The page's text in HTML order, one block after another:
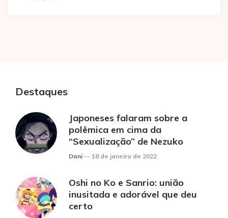
Destaques
Japoneses falaram sobre a
polêmica em cima da
“Sexualização” de Nezuko
Posted
Dani 18 de janeiro de 2022
Oshi no Ko e Sanrio: união
inusitada e adorável que deu
certo